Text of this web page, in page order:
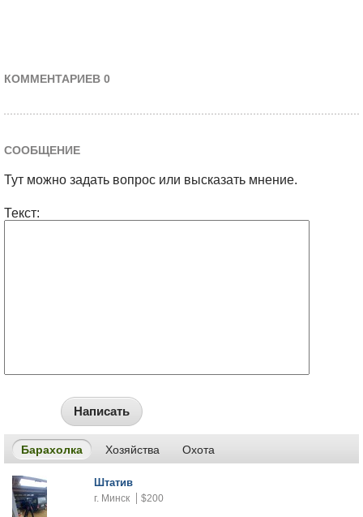
КОММЕНТАРИЕВ 0
СООБЩЕНИЕ
Тут можно задать вопрос или высказать мнение.
Текст:
Написать
Барахолка Хозяйства Охота
Штатив
г. Минск $200